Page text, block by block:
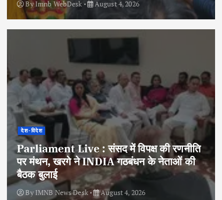
ByImnb WebDesk August 4, 2026
देश-विदेश
Parliament Live : संसद में विपक्ष की रणनीति
पर मंथन, खरगे ने INDIA गठबंधन के नेताओं की
बैठक बुलाई
ByIMNB News Desk August 4, 2026